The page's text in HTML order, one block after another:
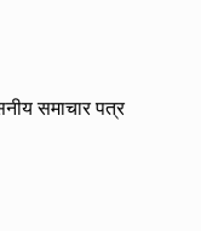
समाचार पत्र